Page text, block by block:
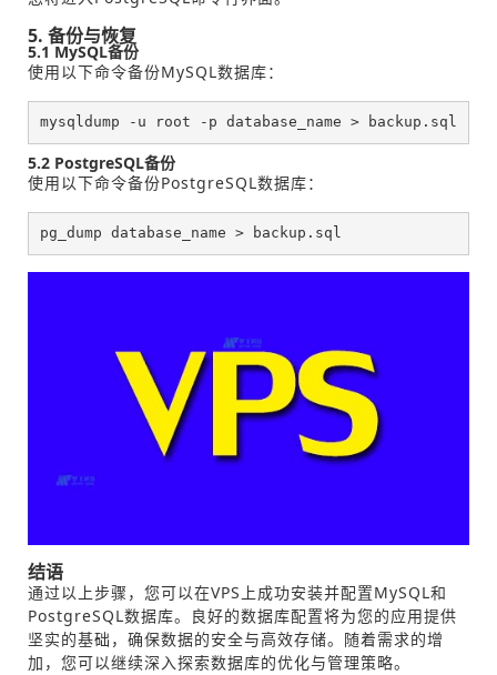
5. 备份与恢复
5.1 MySQL备份
使用以下命令备份MySQL数据库：
mysqldump -u root -p database_name > backup.sql
5.2 PostgreSQL备份
使用以下命令备份PostgreSQL数据库：
pg_dump database_name > backup.sql
结语
通过以上步骤，您可以在VPS上成功安装并配置MySQL和
PostgreSQL数据库。良好的数据库配置将为您的应用提供
坚实的基础，确保数据的安全与高效存储。随着需求的增
加，您可以继续深入探索数据库的优化与管理策略。